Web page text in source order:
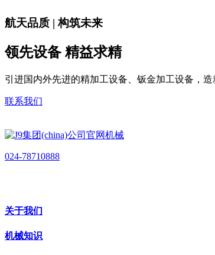
航天品质 | 构筑未来
领先设备 精益求精
引进国内外先进的精加工设备、钣金加工设备，
联系我们
024-78710888
关于我们
机械知识